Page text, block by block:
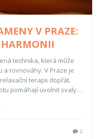
V PRAZE:
technika, která může
rovnováhy. V Praze je
terapii dopřát.
pomáhají uvolnit svaly a
stresem a získat pocit
0